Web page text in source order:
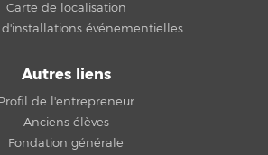
Carte de localisation
d'installations événementielles
Autres liens
de l'entrepreneur
Anciens élèves
Fondation générale